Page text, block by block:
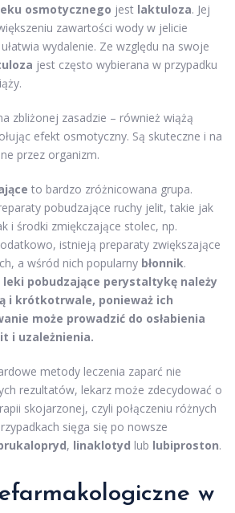
osmotycznego jest laktuloza. Jej
zawartości wody w jelicie
wydalenie. Ze względu na swoje
jest często wybierana w przypadku
zbliżonej zasadzie – również wiążą
efekt osmotyczny. Są skuteczne i na
przez organizm.
to bardzo zróżnicowana grupa.
pobudzające ruchy jelit, takie jak
i środki zmiękczające stolec, np.
istnieją preparaty zwiększające
a wśród nich popularny błonnik.
pobudzające perystaltykę należy
i krótkotrwale, ponieważ ich
może prowadzić do osłabienia
i uzależnienia.
metody leczenia zaparć nie
rezultatów, lekarz może zdecydować o
skojarzonej, czyli połączeniu różnych
sięga się po nowsze
, linaklotyd lub lubiproston.
w